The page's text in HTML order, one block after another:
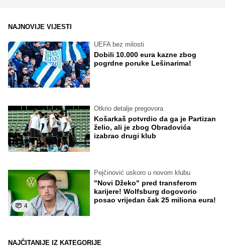
NAJNOVIJE VIJESTI
UEFA bez milosti
Dobili 10.000 eura kazne zbog
pogrdne poruke Lešinarima!
Otkrio detalje pregovora
Košarkaš potvrdio da ga je Partizan
želio, ali je zbog Obradovića
izabrao drugi klub
4
Pejčinović uskoro u novom klubu
"Novi Džeko" pred transferom
karijere! Wolfsburg dogovorio
posao vrijedan čak 25 miliona eura!
NAJČITANIJE IZ KATEGORIJE